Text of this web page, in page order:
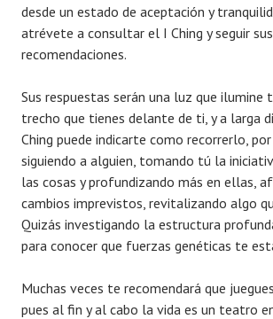
desde un estado de aceptación y
atrévete a consultar el I Ching y seguir sus
recomendaciones.
Sus respuestas serán una luz que ilumine
trecho que tienes delante de ti, y a larga
Ching puede indicarte como recorrerlo,
siguiendo a alguien, tomando tú la
las cosas y profundizando más en ellas,
cambios imprevistos, revitalizando algo
Quizás investigando la estructura
para conocer que fuerzas genéticas te
Muchas veces te recomendará que
pues al fin y al cabo la vida es un teatro